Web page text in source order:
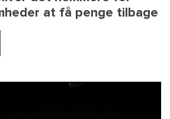
at få penge tilbage
TOLD: NU BLIVER DET NEMMERE FOR